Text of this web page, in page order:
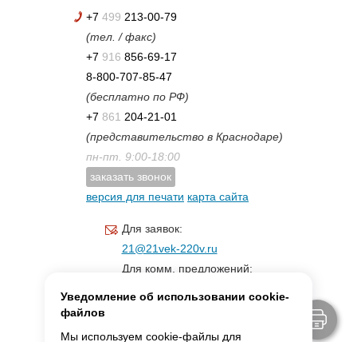
+7 499 213-00-79
(тел. / факс)
+7 916 856-69-17
8-800-707-85-47
(бесплатно по РФ)
+7 861 204-21-01
(представительство в Краснодаре)
пн-пт. 9:00-18:00
заказать звонок
версия для печати карта сайта
Для заявок:
21@21vek-220v.ru
Для комм. предложений:
Уведомление об использовании cookie-
файлов
Мы используем cookie-файлы для